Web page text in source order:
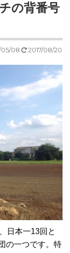
の背番号
05/08 2017/08/20
日本一13回と
の一つです。特